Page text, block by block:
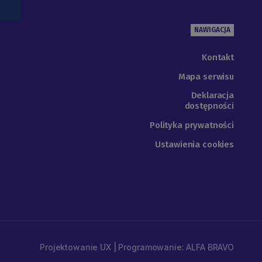
NAWIGACJA
Kontakt
Mapa serwisu
Deklaracja
dostępności
Polityka prywatności
Ustawienia cookies
Projektowanie UX | Programowanie: ALFA BRAVO